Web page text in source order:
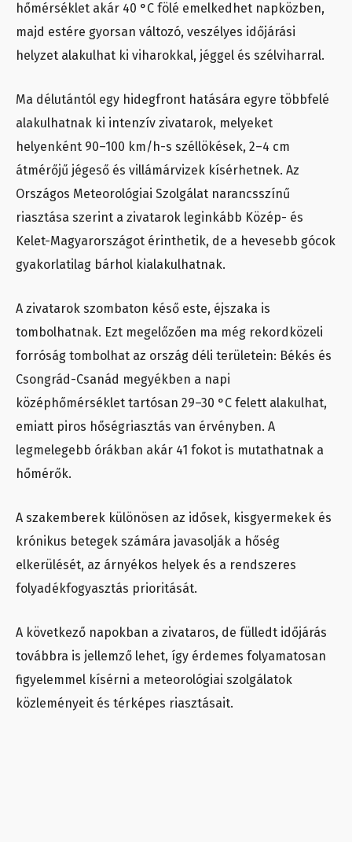
hőmérséklet akár 40 °C fölé emelkedhet napközben,
majd estére gyorsan változó, veszélyes időjárási
helyzet alakulhat ki viharokkal, jéggel és szélviharral.
Ma délutántól egy hidegfront hatására egyre többfelé
alakulhatnak ki intenzív zivatarok, melyeket
helyenként 90–100 km/h-s széllökések, 2–4 cm
átmérőjű jégeső és villámárvizek kísérhetnek. Az
Országos Meteorológiai Szolgálat narancsszínű
riasztása szerint a zivatarok leginkább Közép- és
Kelet-Magyarországot érinthetik, de a hevesebb gócok
gyakorlatilag bárhol kialakulhatnak.
A zivatarok szombaton késő este, éjszaka is
tombolhatnak. Ezt megelőzően ma még rekordközeli
forróság tombolhat az ország déli területein: Békés és
Csongrád-Csanád megyékben a napi
középhőmérséklet tartósan 29–30 °C felett alakulhat,
emiatt piros hőségriasztás van érvényben. A
legmelegebb órákban akár 41 fokot is mutathatnak a
hőmérők.
A szakemberek különösen az idősek, kisgyermekek és
krónikus betegek számára javasolják a hőség
elkerülését, az árnyékos helyek és a rendszeres
folyadékfogyasztás prioritását.
A következő napokban a zivataros, de fülledt időjárás
továbbra is jellemző lehet, így érdemes folyamatosan
figyelemmel kísérni a meteorológiai szolgálatok
közleményeit és térképes riasztásait.